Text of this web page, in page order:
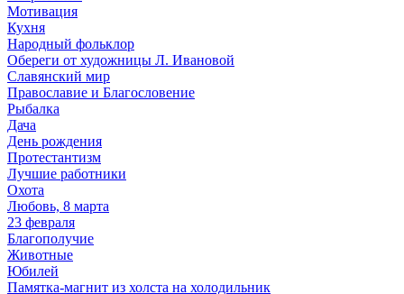
Мотивация
Кухня
Народный фольклор
Обереги от художницы Л. Ивановой
Славянский мир
Православие и Благословение
Рыбалка
Дача
День рождения
Протестантизм
Лучшие работники
Охота
Любовь, 8 марта
23 февраля
Благополучие
Животные
Юбилей
Памятка-магнит из холста на холодильник